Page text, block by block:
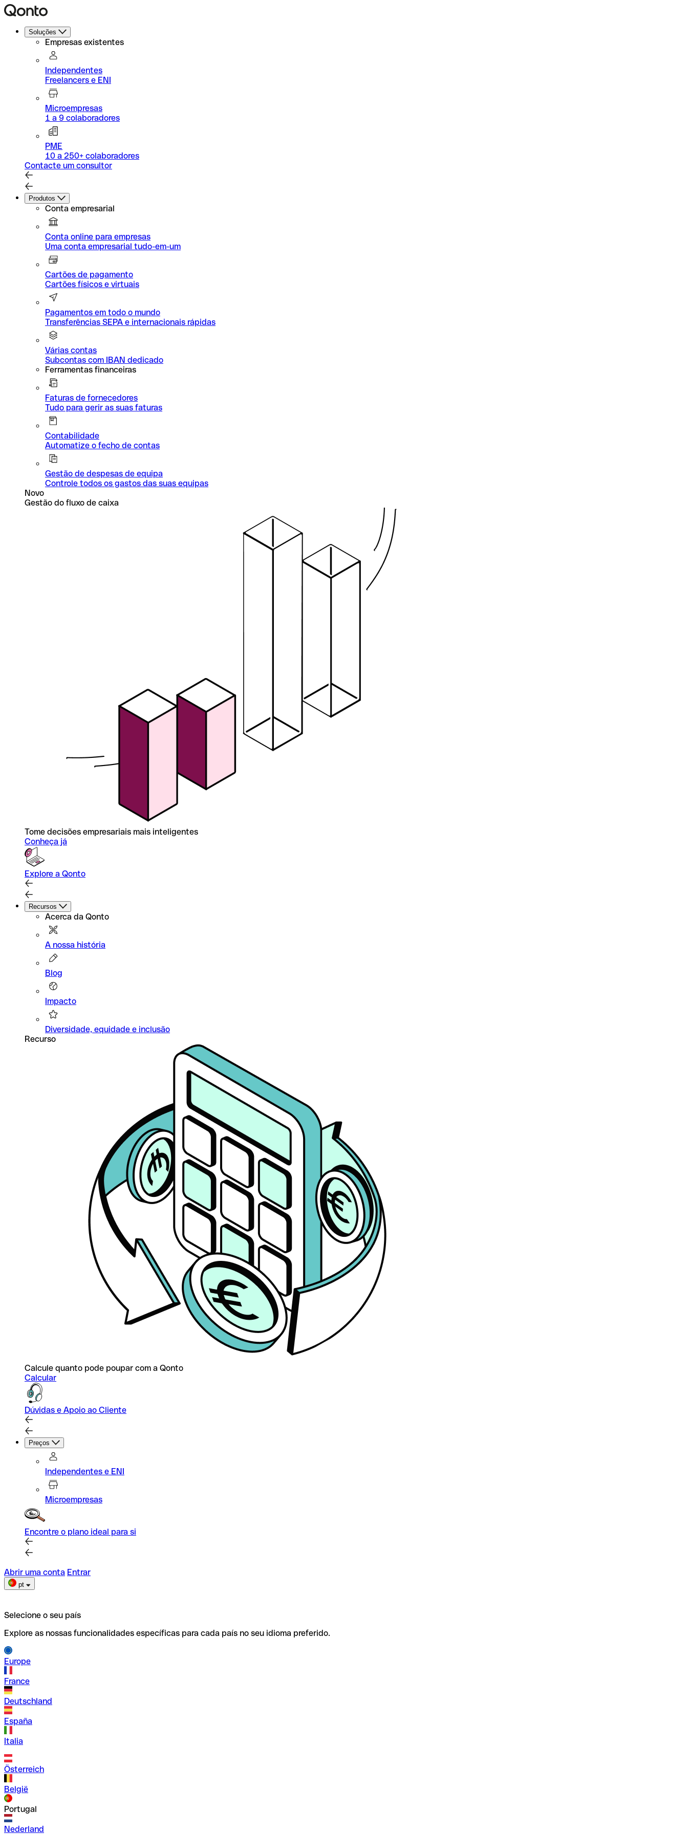
Soluções
Empresas existentes
Independentes
Freelancers e ENI
Microempresas
1 a 9 colaboradores
PME
10 a 250+ colaboradores
Contacte um consultor
Produtos
Conta empresarial
Conta online para empresas
Uma conta empresarial tudo-em-um
Cartões de pagamento
Cartões físicos e virtuais
Pagamentos em todo o mundo
Transferências SEPA e internacionais rápidas
Várias contas
Subcontas com IBAN dedicado
Ferramentas financeiras
Faturas de fornecedores
Tudo para gerir as suas faturas
Contabilidade
Automatize o fecho de contas
Gestão de despesas de equipa
Controle todos os gastos das suas equipas
Novo
Gestão do fluxo de caixa
Tome decisões empresariais mais inteligentes
Conheça já
Explore a Qonto
Recursos
Acerca da Qonto
A nossa história
Blog
Impacto
Diversidade, equidade e inclusão
Recurso
Calcule quanto pode poupar com a Qonto
Calcular
Dúvidas e Apoio ao Cliente
Preços
Independentes e ENI
Microempresas
Encontre o plano ideal para si
Abrir uma conta Entrar
pt
Selecione o seu país
Explore as nossas funcionalidades específicas para cada país no seu idioma preferido.
Europe
France
Deutschland
España
Italia
Österreich
België
Portugal
Nederland